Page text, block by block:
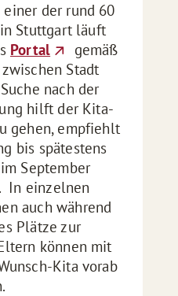
der rund 60
Stuttgart läuft
Portal
gemäß
Stadt
nach der
hilft der Kita-
gehen, empfiehlt
bis spätestens
September
In einzelnen
auch während
Plätze zur
können mit
Kita vorab